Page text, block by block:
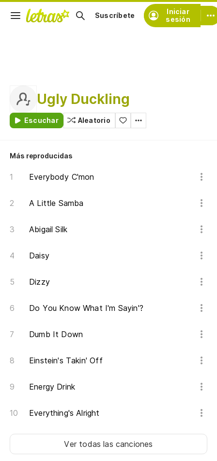
Iniciar
sesión
Suscríbete
Ugly Duckling
Escuchar Aleatorio
Más reproducidas
Everybody C'mon
A Little Samba
Abigail Silk
Daisy
Dizzy
Do You Know What I'm Sayin'?
Dumb It Down
Einstein's Takin' Off
Energy Drink
Everything's Alright
Ver todas las canciones